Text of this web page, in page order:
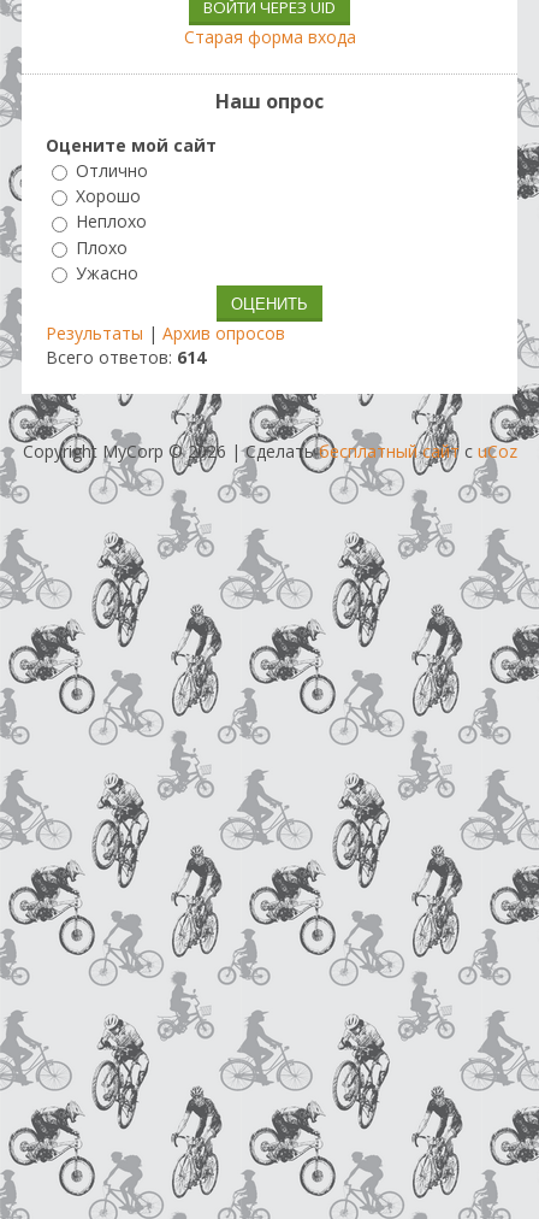
ВОЙТИ ЧЕРЕЗ UID
Старая форма входа
Наш опрос
Оцените мой сайт
Отлично
Хорошо
Неплохо
Плохо
Ужасно
Результаты | Архив опросов
Всего ответов: 614
Copyright MyCorp © 2026 |Сделатьбесплатный сайтс uCoz